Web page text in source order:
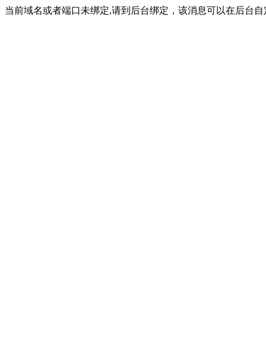
当前域名或者端口未绑定,请到后台绑定，该消息可以在后台自